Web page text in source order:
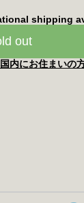
shipping
out
内にお住まいの